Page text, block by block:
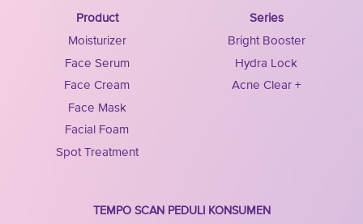
Product
Moisturizer
Face Serum
Face Cream
Face Mask
Facial Foam
Spot Treatment
Series
Bright Booster
Hydra Lock
Acne Clear +
TEMPO SCAN PEDULI KONSUMEN